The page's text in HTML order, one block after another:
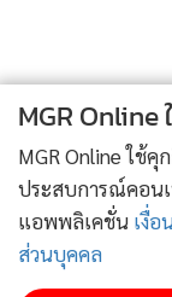
แต่สุเทพเองก็ทำทีเ
เงื่อนไขปัจจุบันที่พ
ต้านลำบาก
ขณะที่หัวหน้าทีมเ
MGR
MGR Online ใช้
ประสบการณ์คอน
แอพพลิเคชั่น เงื่อ
ส่วนบุคคล